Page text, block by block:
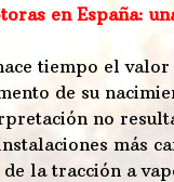
en España:
tiempo el
de su
no
más
la tracción a